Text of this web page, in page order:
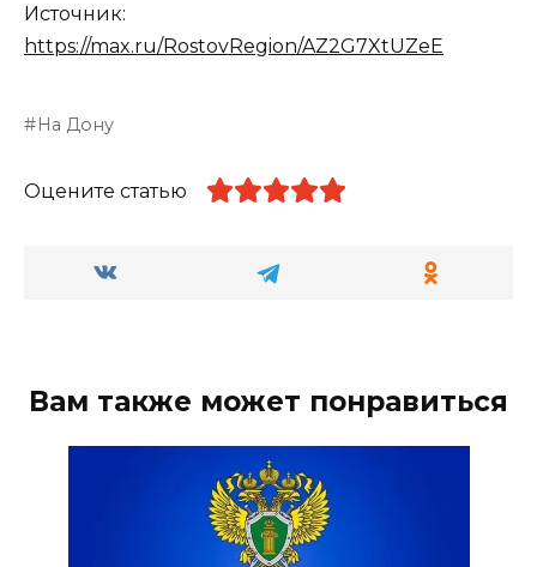
Источник:
https://max.ru/RostovRegion/AZ2G7XtUZeE
На Дону
Оцените статью
Вам также может понравиться